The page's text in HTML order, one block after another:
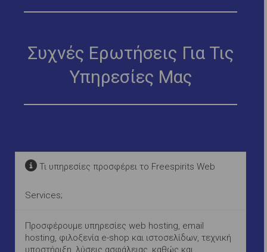
Συχνές Ερωτήσεις Για Τις
Υπηρεσίες Μας
Τι υπηρεσίες προσφέρει το Freespirits Web
Services;
Προσφέρουμε υπηρεσίες web hosting, email
hosting, φιλοξενία e-shop και ιστοσελίδων, τεχνική
υποστήριξη, λύσεις ασφάλειας, καθώς και